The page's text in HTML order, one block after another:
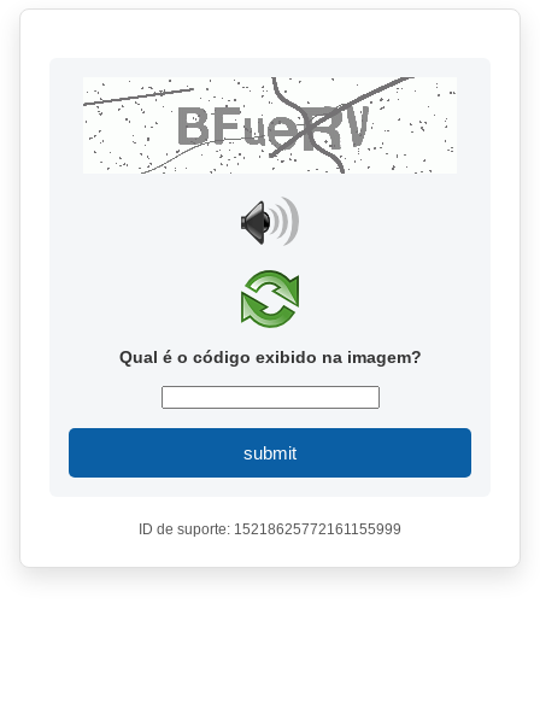
Qual é o código exibido na imagem?
submit
ID de suporte: 15218625772161155999